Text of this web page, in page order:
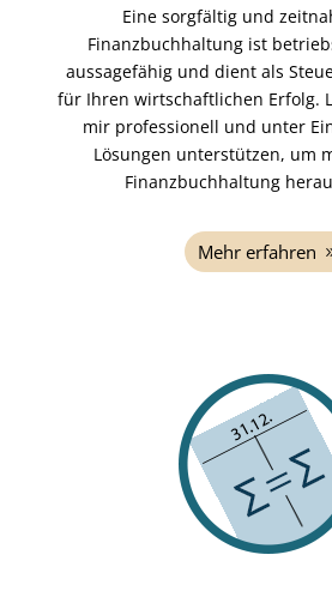
Eine sorgfältig und
Finanzbuchhaltung ist
aussagefähig und dient als
für Ihren wirtschaftlichen Erfolg.
mir professionell und unter
Lösungen unterstützen, um
Finanzbuchhaltung
Mehr erfahren